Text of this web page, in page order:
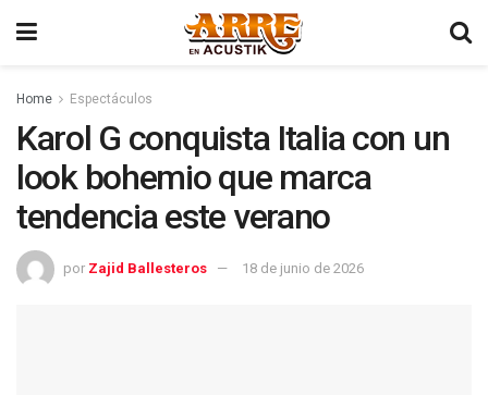
Home Espectáculos
Karol G conquista Italia con un
look bohemio que marca
tendencia este verano
por Zajid Ballesteros 18 de junio de 2026